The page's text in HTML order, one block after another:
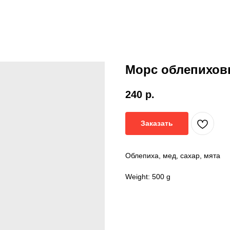
Морс
240 р.
Заказать
Облепиха, мед, сахар, мята
Weight: 500 g